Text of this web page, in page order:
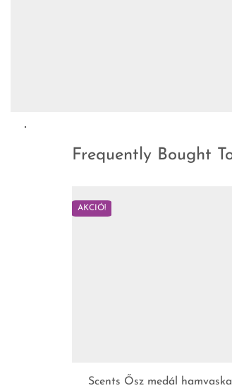
Frequently Bought
AKCIÓ!
Scents Ősz medál hamvaska